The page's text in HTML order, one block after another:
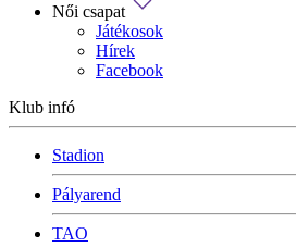
Női csapat
Játékosok
Hírek
Facebook
Klub infó
Stadion
Pályarend
TAO